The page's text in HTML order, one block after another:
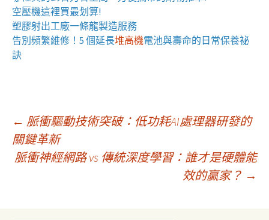
空壓機這裡買最划算!
塑膠射出工廠一條龍製造服務
告別頻繁維修！5 個延長堆高機電池與壽命的日常保養祕
訣
文
章
← 脈衝驅動技術突破：低功耗AI處理器研發的
關鍵革新
脈衝神經網路 vs 傳統深度學習：誰才是硬體能
效的贏家？ →